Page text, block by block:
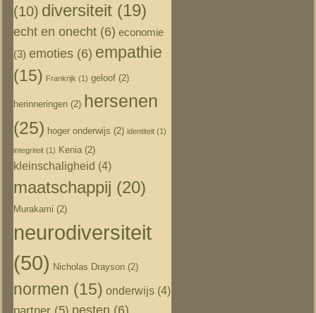
(10) diversiteit (19)
echt en onecht (6) economie
(3) emoties (6) empathie
(15) Frankrijk (1) geloof (2)
herinneringen (2) hersenen
(25) hoger onderwijs (2) identiteit (1)
integriteit (1) Kenia (2)
kleinschaligheid (4)
maatschappij (20)
Murakami (2)
neurodiversiteit
(50) Nicholas Drayson (2)
normen (15) onderwijs (4)